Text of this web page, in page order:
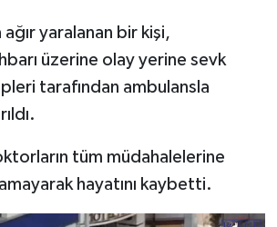
ağır yaralanan bir kişi,
üzerine olay yerine sevk
tarafından ambulansla
tüm müdahalelerine
hayatını kaybetti.